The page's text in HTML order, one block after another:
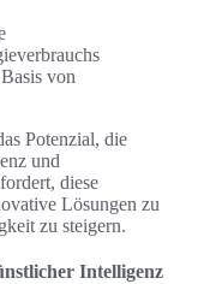
von
Potenzial, die
und
diese
Lösungen zu
zu steigern.
Intelligenz